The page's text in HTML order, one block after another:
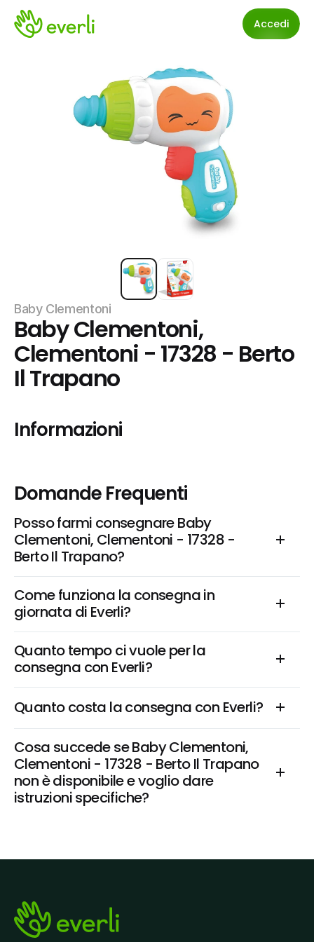
Accedi
Baby Clementoni
Baby Clementoni,
Clementoni - 17328 - Berto
Il Trapano
Informazioni
Domande Frequenti
Posso farmi consegnare Baby
Clementoni, Clementoni - 17328 -
Berto Il Trapano?
Come funziona la consegna in
giornata di Everli?
Quanto tempo ci vuole per la
consegna con Everli?
Quanto costa la consegna con Everli?
Cosa succede se Baby Clementoni,
Clementoni - 17328 - Berto Il Trapano
non è disponibile e voglio dare
istruzioni specifiche?